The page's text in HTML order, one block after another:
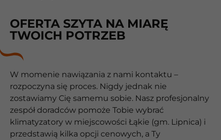
OFERTA SZYTA NA MIARĘ
TWOICH POTRZEB
W momenie nawiązania z nami kontaktu –
rozpoczyna się proces. Nigdy jednak nie
zostawiamy Cię samemu sobie. Nasz profesjonalny
zespół doradców pomoże Tobie wybrać
klimatyzatory w miejscowości Łąkie (gm. Lipnica) i
przedstawią kilka opcji cenowych, a Ty